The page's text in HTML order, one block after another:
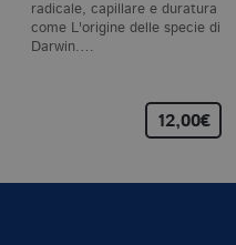
radicale, capillare e duratura
come L'origine delle specie di
Darwin.…
12,00€